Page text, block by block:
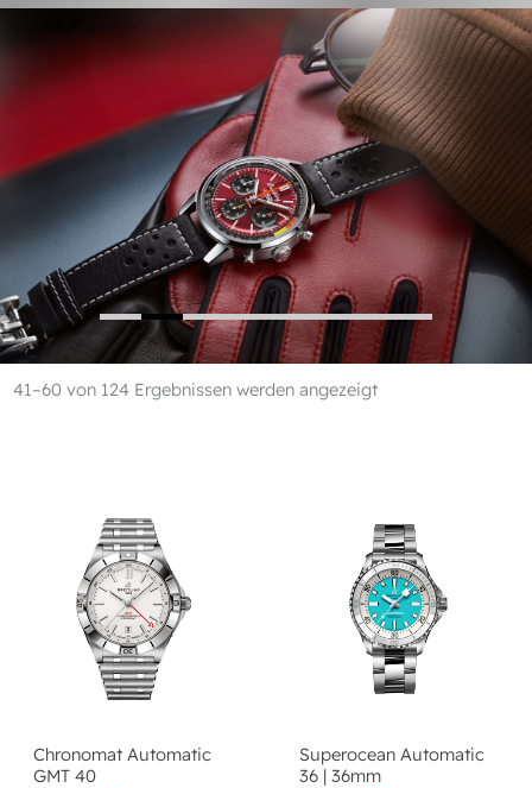
41–60 von 124 Ergebnissen werden angezeigt
Chronomat Automatic
GMT 40
Superocean Automatic
36 | 36mm